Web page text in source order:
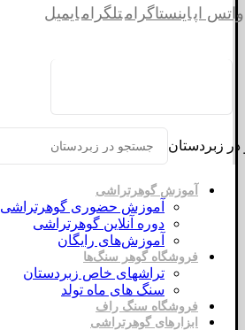
واتس اپاینستاگرامتلگرامایمیل
زبردستان
آموزش گوهرتراشی
آموزش حضوری گوهرتراشی
دوره آنلاین گوهرتراشی
آموزش‌های رایگان
فروشگاه گوهر سنگ‌ها
تراشهای خاص زبردستان
سنگ های ماه تولد
فروشگاه سنگ راف
ابزارهای گوهرتراشی